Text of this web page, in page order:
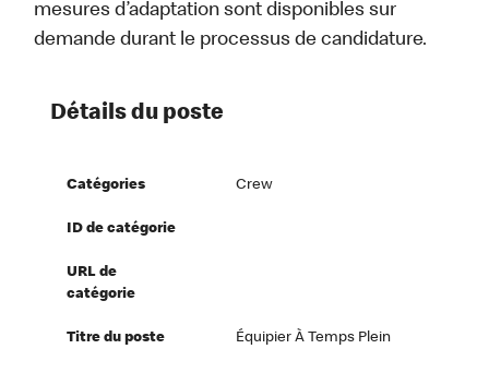
mesures d’adaptation sont disponibles sur
demande durant le processus de candidature.
Détails du poste
Catégories Crew
ID de catégorie
URL de
catégorie
Titre du poste Équipier À Temps Plein